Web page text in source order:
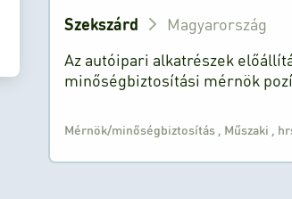
Szekszárd
Magyarország
Az autóipari alkatrészek
minőségbiztosítási mérnök
Mérnök/minőségbiztosítás Műszaki